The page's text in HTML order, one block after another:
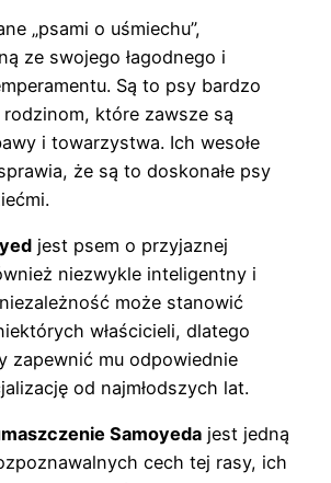
„psami o uśmiechu”,
ze swojego łagodnego i
Są to psy bardzo
które zawsze są
i towarzystwa. Ich wesołe
że są to doskonałe psy
jest psem o przyjaznej
niezwykle inteligentny i
może stanowić
właścicieli, dlatego
zapewnić mu odpowiednie
od najmłodszych lat.
Samoyeda jest jedną
cech tej rasy, ich